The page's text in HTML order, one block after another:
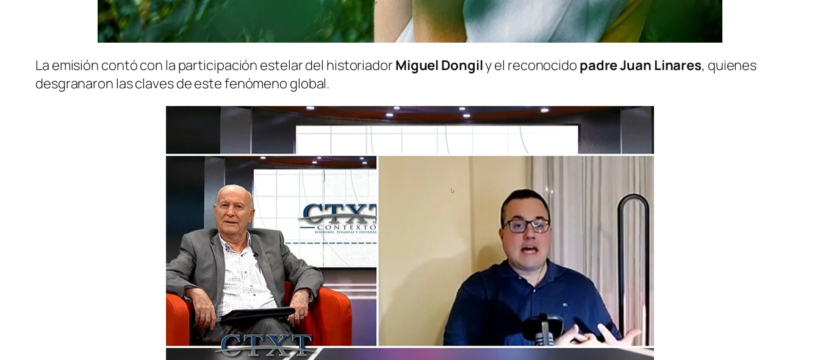
La emisión contó con la participación estelar del historiador Miguel Dongily el reconocido padre Juan Linares, quienes
desgranaron las claves de este fenómeno global.